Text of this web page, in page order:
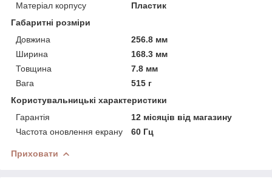
Матеріал корпусу
Пластик
Габаритні розміри
Довжина
256.8 мм
Ширина
168.3 мм
Товщина
7.8 мм
Вага
515 г
Користувальницькі характеристики
Гарантія
12 місяців від магазину
Частота оновлення екрану
60 Гц
Приховати